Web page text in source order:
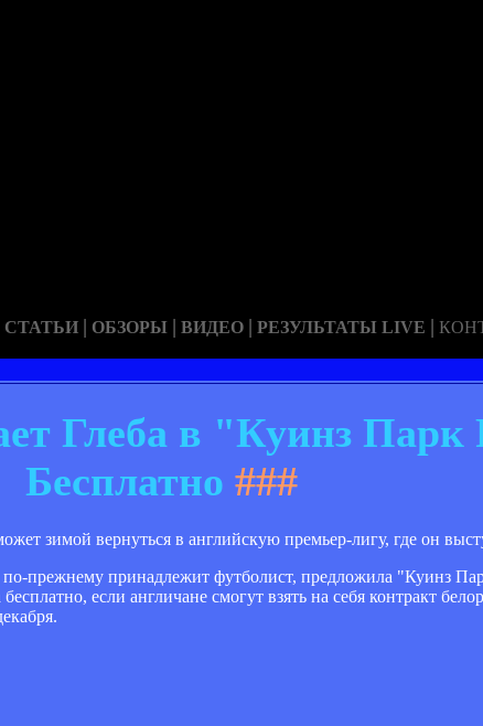
СТАТЬИ | ОБЗОРЫ | ВИДЕО | РЕЗУЛЬТАТЫ LIVE |
Глеба в "Куинз Парк
Бесплатно ###
зимой вернуться в английскую премьер-лигу, где он
прежнему принадлежит футболист, предложила "Куинз
если англичане смогут взять на себя контракт